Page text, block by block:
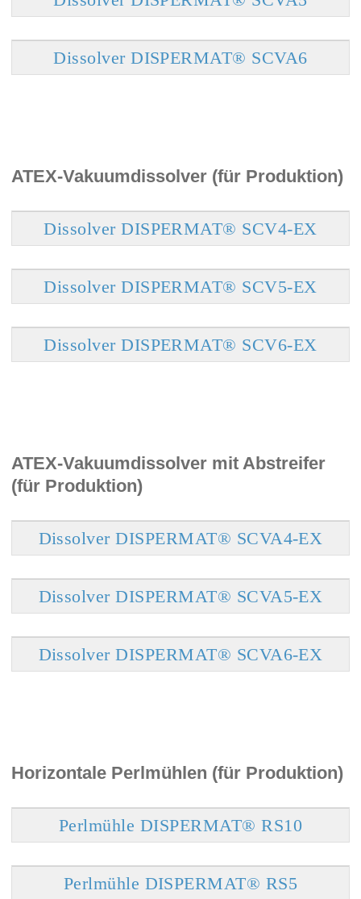
Dissolver DISPERMAT® SCVA6
ATEX-Vakuumdissolver (für Produktion)
Dissolver DISPERMAT® SCV4-EX
Dissolver DISPERMAT® SCV5-EX
Dissolver DISPERMAT® SCV6-EX
ATEX-Vakuumdissolver mit Abstreifer
(für Produktion)
Dissolver DISPERMAT® SCVA4-EX
Dissolver DISPERMAT® SCVA5-EX
Dissolver DISPERMAT® SCVA6-EX
Horizontale Perlmühlen (für Produktion)
Perlmühle DISPERMAT® RS10
Perlmühle DISPERMAT® RS5